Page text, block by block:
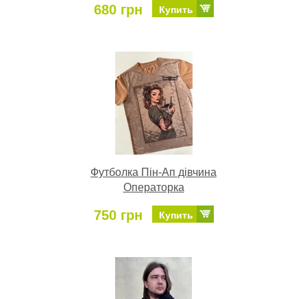
680 грн Купить
Футболка Пін-Ап дівчина
Операторка
750 грн Купить